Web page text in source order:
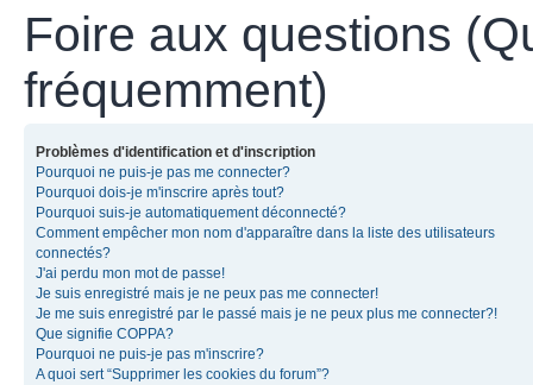
Foire aux questions
fréquemment)
Problèmes d'identification et d'inscription
Pourquoi ne puis-je pas me connecter?
Pourquoi dois-je m'inscrire après tout?
Pourquoi suis-je automatiquement déconnecté?
Comment empêcher mon nom d'apparaître dans la liste des utilisateurs
connectés?
J'ai perdu mon mot de passe!
Je suis enregistré mais je ne peux pas me connecter!
Je me suis enregistré par le passé mais je ne peux plus me connecter?!
Que signifie COPPA?
Pourquoi ne puis-je pas m'inscrire?
A quoi sert “Supprimer les cookies du forum”?